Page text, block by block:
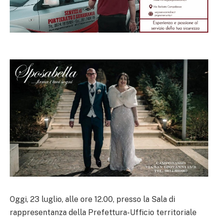
Oggi, 23 luglio, alle ore 12.00, presso la Sala di
rappresentanza della Prefettura-Ufficio territoriale